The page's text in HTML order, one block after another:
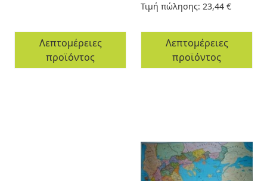
Λεπτομέρειες
προϊόντος
Τιμή πώλησης: 23,44 €
Λεπτομέρειες
προϊόντος